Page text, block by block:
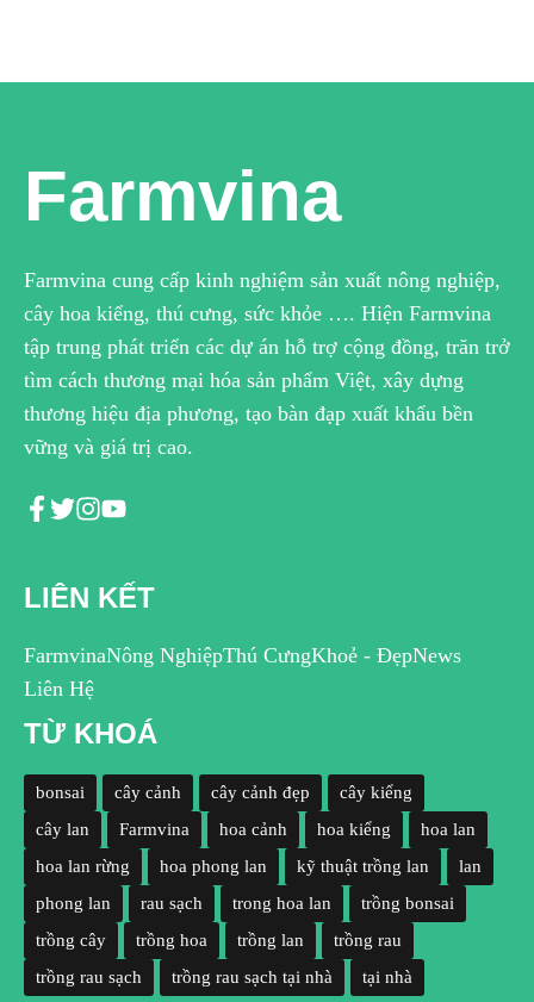
Farmvina
Farmvina cung cấp kinh nghiệm sản xuất nông nghiệp,
cây hoa kiểng, thú cưng, sức khỏe …. Hiện Farmvina
tập trung phát triển các dự án hỗ trợ cộng đồng, trăn trở
tìm cách thương mại hóa sản phẩm Việt, xây dựng
thương hiệu địa phương, tạo bàn đạp xuất khẩu bền
vững và giá trị cao.
LIÊN KẾT
FarmvinaNông NghiệpThú CưngKhoẻ - ĐẹpNews
Liên Hệ
TỪ KHOÁ
bonsai cây cảnh cây cảnh đẹp
cây kiểng
cây lan
Farmvina hoa cảnh hoa kiểng
hoa lan
hoa lan rừng
hoa phong lan kỹ thuật trồng lan
lan
phong lan
rau sạch trong hoa lan
trồng bonsai
trồng cây
trồng hoa trồng lan
trồng rau
trồng rau sạch
trồng rau sạch tại nhà tại nhà